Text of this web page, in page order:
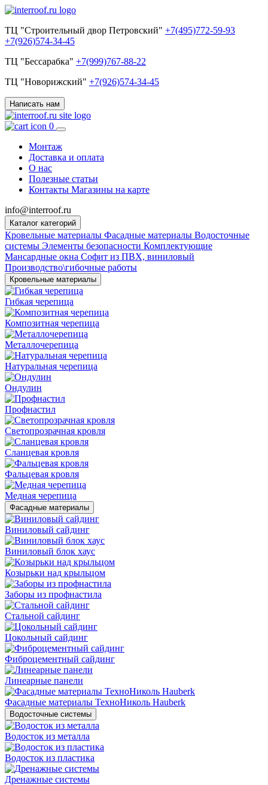
ТЦ "Строительный двор Петровский" +7(495)772-59-93
+7(926)574-34-45
ТЦ "Бессарабка" +7(999)767-88-22
ТЦ "Новорижский" +7(926)574-34-45
Написать нам
0
Монтаж
Доставка и оплата
О нас
Полезные статьи
Контакты Магазины на карте
info@interroof.ru
Каталог категорий
Кровельные материалы Фасадные материалы Водосточные
системы Элементы безопасности Комплектующие
Мансардные окна Софит из ПВХ, виниловый
Производство\гибочные работы
Кровельные материалы
Гибкая черепица
Композитная черепица
Металлочерепица
Натуральная черепица
Ондулин
Профнастил
Светопрозрачная кровля
Сланцевая кровля
Фальцевая кровля
Медная черепица
Фасадные материалы
Виниловый сайдинг
Виниловый блок хаус
Козырьки над крыльцом
Заборы из профнастила
Стальной сайдинг
Цокольный сайдинг
Фиброцементный сайдинг
Линеарные панели
Фасадные материалы ТехноНиколь Hauberk
Водосточные системы
Водосток из металла
Водосток из пластика
Дренажные системы